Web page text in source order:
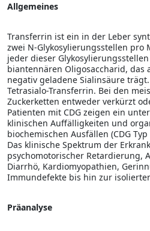
Allgemeines
Transferrin ist ein in der Leber
zwei N-Glykosylierungsstellen pro
jeder dieser
biantennären Oligosaccharid, das
negativ geladene Sialinsäure
Tetrasialo-Transferrin. Bei den
Zuckerketten entweder verkürzt
Patienten mit CDG zeigen ein
klinischen Auffälligkeiten und
biochemischen Ausfällen (CDG
Das klinische Spektrum der
psychomotorischer Retardierung,
Diarrhö, Kardiomyopathien,
Immundefekte bis hin zur
Präanalyse